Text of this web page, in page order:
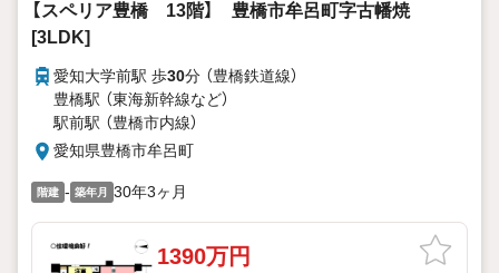
【スペリア豊橋 13階】 豊橋市牟呂町字古幡焼
[3LDK]
愛知大学前駅 歩30分 （豊橋鉄道線）
豊橋駅 （東海新幹線など）
駅前駅 （豊橋市内線）
愛知県豊橋市牟呂町
階建 - 築年月 30年3ヶ月
1390万円